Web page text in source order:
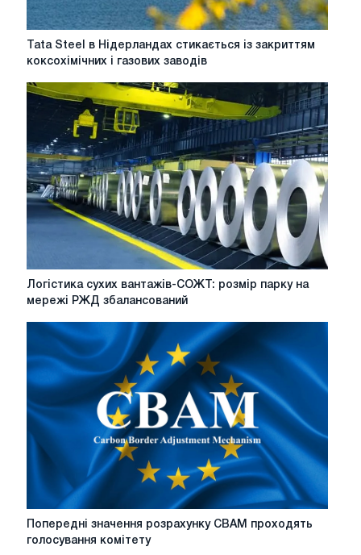
Tata
Нідерландах
стикається
закриттям
коксохімічних
і
газових
заводів
Tata Steel в Нідерландах стикається із закриттям
коксохімічних і газових заводів
Логістика
СОЖТ:
розмір
парку
на
РЖД
збалансований
Логістика сухих вантажів-СОЖТ: розмір парку на
мережі РЖД збалансований
Попередні
Попередні значення розрахунку CBAM проходять
голосування комітету